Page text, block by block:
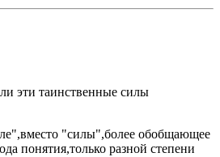
эти таинственные силы
"силы",более обобщающее
понятия,только разной степени